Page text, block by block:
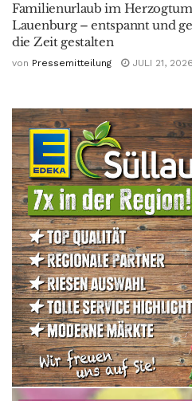
Familienurlaub im Herzogtum
Lauenburg – entspannt und
die Zeit gestalten
von Pressemitteilung JULI 21, 2026